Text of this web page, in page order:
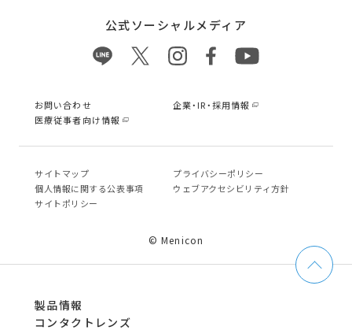
公式ソーシャルメディア
お問い合わせ
企業・IR・採用情報
医療従事者向け情報
サイトマップ
プライバシーポリシー
個⼈情報に関する公表事項
ウェブアクセシビリティ方針
サイトポリシー
© Menicon
製品情報
コンタクトレンズ